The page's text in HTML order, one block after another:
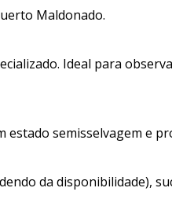
Maldonado.
Ideal para
estado semisselvagem e
da disponibilidade),